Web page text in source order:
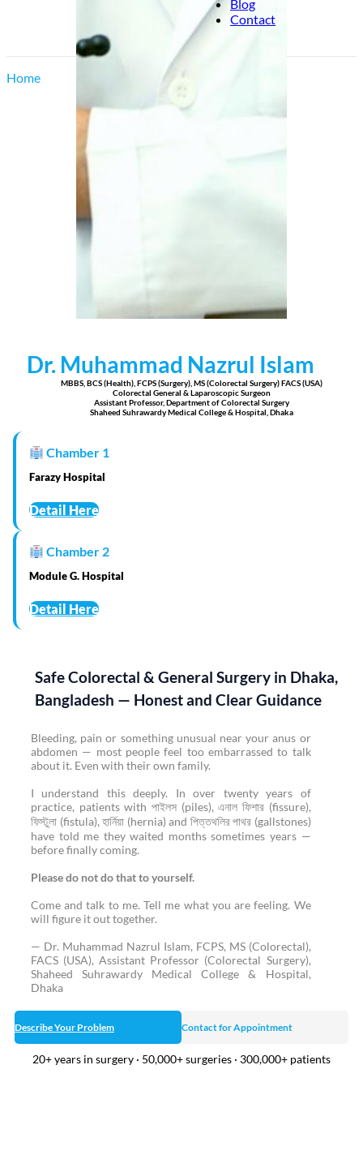
Blog
Contact
Home
Dr. Muhammad Nazrul Islam
MBBS, BCS (Health), FCPS (Surgery), MS (Colorectal Surgery) FACS (USA)
Colorectal General & Laparoscopic Surgeon
Assistant Professor, Department of Colorectal Surgery
Shaheed Suhrawardy Medical College & Hospital, Dhaka
Chamber 1
Farazy Hospital
Detail Here
Chamber 2
Module G. Hospital
Detail Here
Safe Colorectal & General Surgery in Dhaka,
Bangladesh — Honest and Clear Guidance
Bleeding, pain or something unusual near your anus or
abdomen — most people feel too embarrassed to talk
about it. Even with their own family.
I understand this deeply. In over twenty years of
practice, patients with পাইলস (piles), এনাল ফিশার (fissure),
ফিস্টুলা (fistula), হার্নিয়া (hernia) and পিত্তথলির পাথর (gallstones)
have told me they waited months sometimes years —
before finally coming.
Please do not do that to yourself.
Come and talk to me. Tell me what you are feeling. We
will figure it out together.
— Dr. Muhammad Nazrul Islam, FCPS, MS (Colorectal),
FACS (USA), Assistant Professor (Colorectal Surgery),
Shaheed Suhrawardy Medical College & Hospital,
Dhaka
Describe Your Problem Contact for Appointment
20+ years in surgery · 50,000+ surgeries · 300,000+ patients